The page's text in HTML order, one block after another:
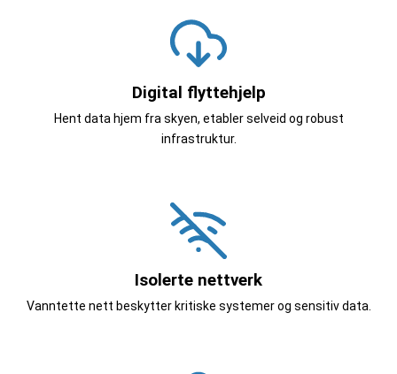
Digital flyttehjelp
Hent data hjem fra skyen, etabler selveid og robust
infrastruktur.
Isolerte nettverk
Vanntette nett beskytter kritiske systemer og sensitiv data.